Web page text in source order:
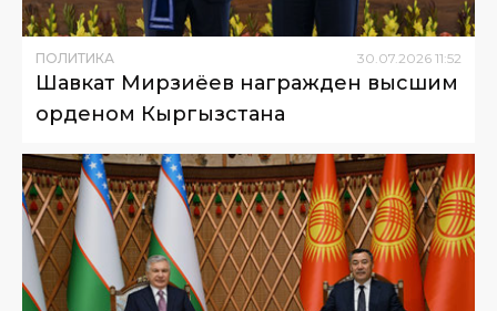
ПОЛИТИКА 30.07.2026 11:52
Шавкат Мирзиёев награжден высшим
орденом Кыргызстана